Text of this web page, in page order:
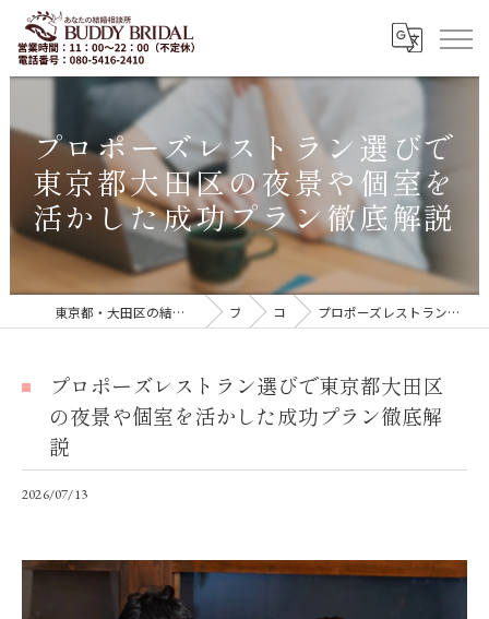
プロポーズレストラン選びで
東京都大田区の夜景や個室を
活かした成功プラン徹底解説
東京都・大田区の結婚相談所｜再婚・20代30代の婚活なら「BUDDY BRIDAL 東京」 ブログ コラム プロポーズレストラン選びで東京都大田区の夜景や個室を活かした成功プラン徹底解説
プロポーズレストラン選びで東京都大田区
の夜景や個室を活かした成功プラン徹底解
説
2026/07/13